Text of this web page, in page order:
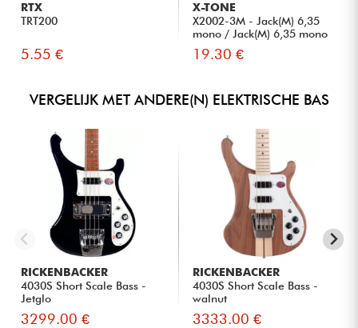
RTX
TRT200
5.55 €
X-TONE
X2002-3M - Jack(M) 6,35
mono / Jack(M) 6,35 mono
S...
19.30 €
VERGELIJK MET ANDERE(N) ELEKTRISCHE BAS
RICKENBACKER
4030S Short Scale Bass -
Jetglo
3299.00 €
RICKENBACKER
4030S Short Scale Bass -
walnut
3333.00 €